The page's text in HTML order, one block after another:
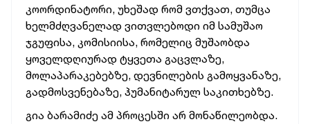
კოორდინატორი, უხეშად რომ ვთქვათ, თუმცა
ხელმძღვანელად ვითვლებოდი იმ სამუშაო
ჯგუფისა, კომისიისა, რომელიც მუშაობდა
ყოველდღიურად ტყვეთა გაცვლაზე,
მოლაპარაკებებზე, დევნილების გამოყვანაზე,
გადმოსვენებაზე, ჰუმანიტარულ საკითხებზე.
გია ბარამიძე ამ პროცესში არ მონაწილეობდა.